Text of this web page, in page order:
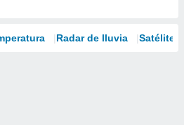
Radar de lluvia Satélites